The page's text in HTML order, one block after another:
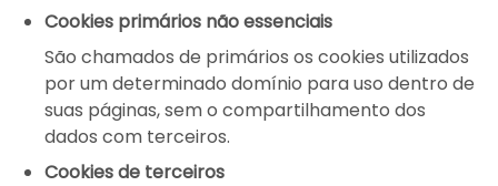
Cookies primários não essenciais
São chamados de primários os cookies utilizados
por um determinado domínio para uso dentro de
suas páginas, sem o compartilhamento dos
dados com terceiros.
Cookies de terceiros